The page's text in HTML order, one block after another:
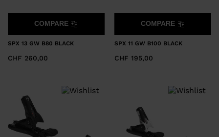
SPX 13 GW B80 BLACK
CHF 260,00
COMPARE
SPX 11 GW B100 BLACK
CHF 195,00
COMPARE